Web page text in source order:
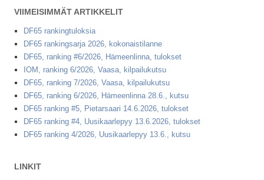
VIIMEISIMMÄT ARTIKKELIT
DF65 rankingtuloksia
DF65 rankingsarja 2026, kokonaistilanne
DF65, ranking #6/2026, Hämeenlinna, tulokset
IOM, ranking 6/2026, Vaasa, kilpailukutsu
DF65, ranking 7/2026, Vaasa, kilpailukutsu
DF65, ranking 6/2026, Hämeenlinna 28.6., kutsu
DF65 ranking #5, Pietarsaari 14.6.2026, tulokset
DF65 ranking #4, Uusikaarlepyy 13.6.2026, tulokset
DF65 ranking 4/2026, Uusikaarlepyy 13.6., kutsu
LINKIT